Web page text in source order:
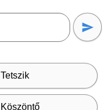
Tetszik
Köszöntő